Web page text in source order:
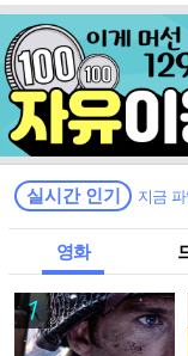
실시간 인기 지금
영화
1